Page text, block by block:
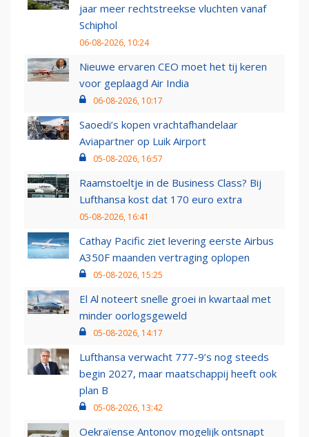
jaar meer rechtstreekse vluchten vanaf
Schiphol
06-08-2026, 10:24
Nieuwe ervaren CEO moet het tij keren
voor geplaagd Air India
06-08-2026, 10:17
Saoedi’s kopen vrachtafhandelaar
Aviapartner op Luik Airport
05-08-2026, 16:57
Raamstoeltje in de Business Class? Bij
Lufthansa kost dat 170 euro extra
05-08-2026, 16:41
Cathay Pacific ziet levering eerste Airbus
A350F maanden vertraging oplopen
05-08-2026, 15:25
El Al noteert snelle groei in kwartaal met
minder oorlogsgeweld
05-08-2026, 14:17
Lufthansa verwacht 777-9’s nog steeds
begin 2027, maar maatschappij heeft ook
plan B
05-08-2026, 13:42
Oekraïense Antonov mogelijk ontsnapt